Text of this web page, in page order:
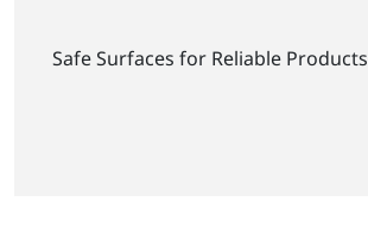
Safe Surfaces for Reliable Products